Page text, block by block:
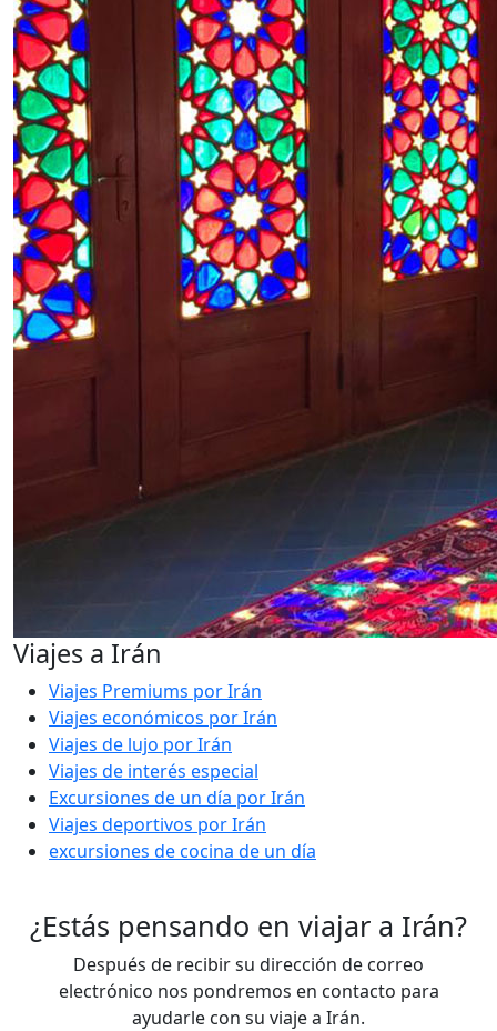
Viajes a Irán
Viajes Premiums por Irán
Viajes económicos por Irán
Viajes de lujo por Irán
Viajes de interés especial
Excursiones de un día por Irán
Viajes deportivos por Irán
excursiones de cocina de un día
¿Estás pensando en viajar a Irán?
Después de recibir su dirección de correo
electrónico nos pondremos en contacto para
ayudarle con su viaje a Irán.